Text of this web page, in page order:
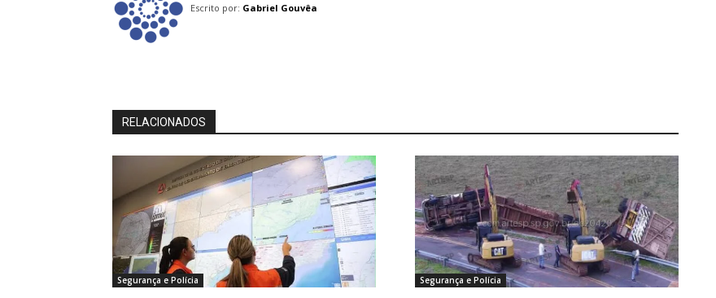
Escrito por: Gabriel Gouvêa
RELACIONADOS
Segurança e Polícia Segurança e Polícia